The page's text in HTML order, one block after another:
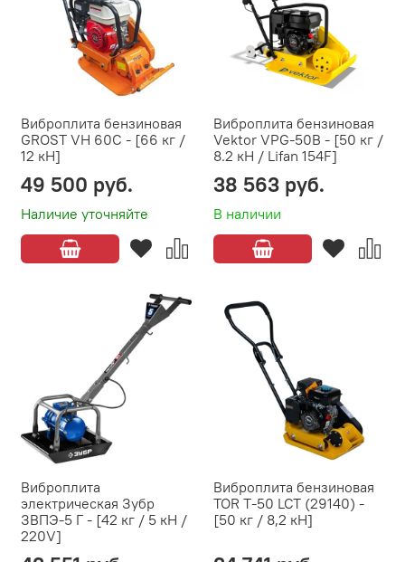
Виброплита бензиновая
GROST VH 60C - [66 кг /
12 кН]
Наличие уточняйте
49 500 руб.
Виброплита бензиновая
Vektor VPG-50B - [50 кг /
8.2 кН / Lifan 154F]
В наличии
38 563 руб.
Виброплита
электрическая Зубр
ЗВПЭ-5 Г - [42 кг / 5 кН /
220V]
Виброплита бензиновая
TOR T-50 LCT (29140) -
[50 кг / 8,2 кН]